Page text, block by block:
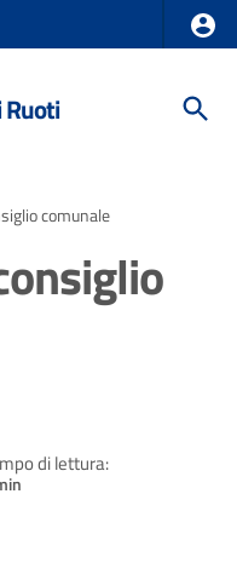
Ruoti
comunale
di lettura: